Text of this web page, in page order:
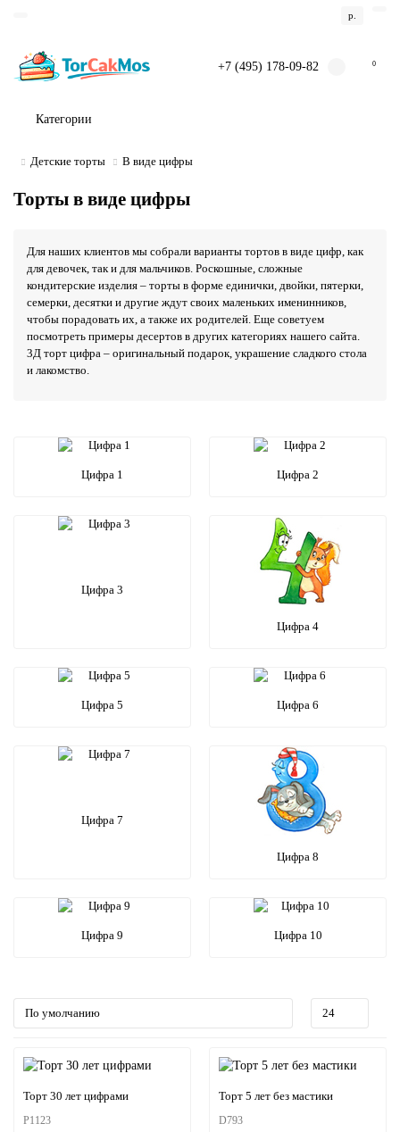
р.
+7 (495) 178-09-82 0
Категории
Детские торты В виде цифры
Торты в виде цифры
Для наших клиентов мы собрали варианты тортов в виде цифр, как
для девочек, так и для мальчиков. Роскошные, сложные
кондитерские изделия – торты в форме единички, двойки, пятерки,
семерки, десятки и другие ждут своих маленьких именинников,
чтобы порадовать их, а также их родителей. Еще советуем
посмотреть примеры десертов в других категориях нашего сайта.
3Д торт цифра – оригинальный подарок, украшение сладкого стола
и лакомство.
Цифра 1 Цифра 2
Цифра 3
Цифра 4
Цифра 5 Цифра 6
Цифра 7
Цифра 8
Цифра 9 Цифра 10
Торт 30 лет цифрами
P1123
Торт 5 лет без мастики
D793